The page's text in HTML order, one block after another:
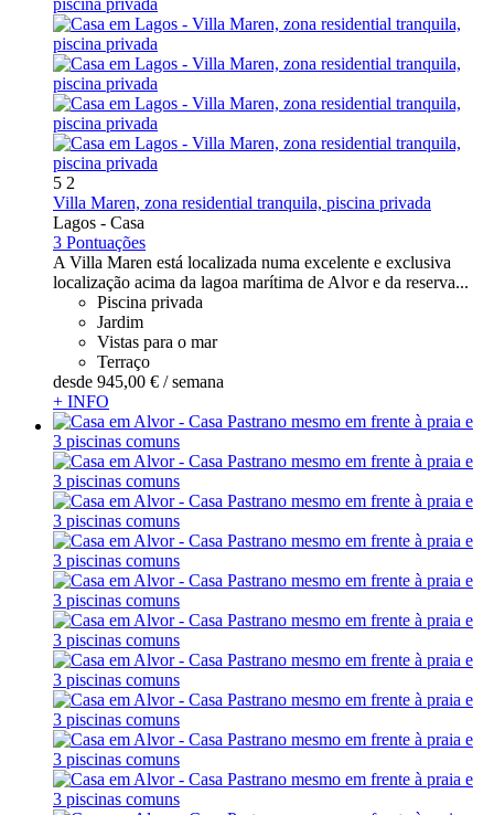
5 2
Villa Maren, zona residential tranquila, piscina privada
Lagos - Casa
3 Pontuações
A Villa Maren está localizada numa excelente e exclusiva
localização acima da lagoa marítima de Alvor e da reserva...
Piscina privada
Jardim
Vistas para o mar
Terraço
desde 945,00 € / semana
+ INFO